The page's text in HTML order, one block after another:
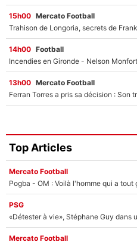
15h00 Mercato Football
14h00 Football
13h00 Mercato Football
Top Articles
Mercato Football
Pogba - OM : Voilà l'homme qui a tout
PSG
«Détester à vie», Stéphane Guy dans
Mercato Football